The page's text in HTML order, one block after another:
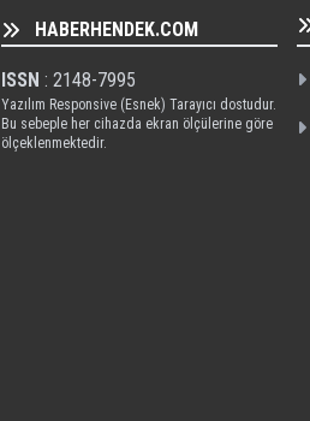
HABERHENDEK.COM
ISSN : 2148-7995
Yazılım Responsive (Esnek) Tarayıcı dostudur.
Bu sebeple her cihazda ekran ölçülerine göre
ölçeklenmektedir.